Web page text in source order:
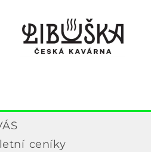
ceníky